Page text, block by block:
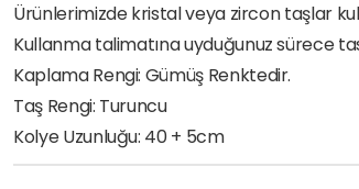
Ürünlerimizde kristal veya zircon taşlar
Kullanma talimatına uyduğunuz sürece
Kaplama Rengi: Gümüş Renktedir.
Taş Rengi: Turuncu
Kolye Uzunluğu: 40 + 5cm